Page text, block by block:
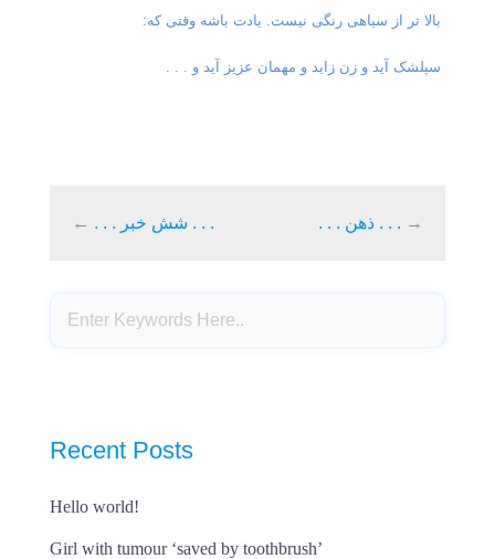
بالا تر از سیاهی رنگی نیست. یادت باشه وقتی که:
سپلشک آید و زن زاید و مهمان عزیز آید و . . .
← . . . شش خبر . . . . . . ذهن . . . →
Recent Posts
Hello world!
Girl with tumour ‘saved by toothbrush’